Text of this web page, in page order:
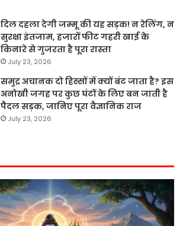
दिल दहला देगी जम्मू की यह सड़क! न रेलिंग, न
सुरक्षा इंतजाम, हजारों फीट गहरी खाई के
किनारे से गुजरता है पूरा रास्ता
July 23, 2026
समुद्र अचानक दो हिस्सों में क्यों बंट जाता है? इस
अनोखी जगह पर कुछ घंटों के लिए बन जाती है
पैदल सड़क, जानिए पूरा वैज्ञानिक राज
July 23, 2026